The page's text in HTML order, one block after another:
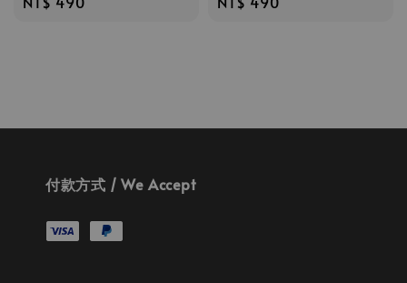
付款方式 / We Accept